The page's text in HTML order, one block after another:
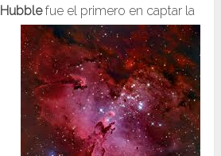
Hubblefue el primero en captar la